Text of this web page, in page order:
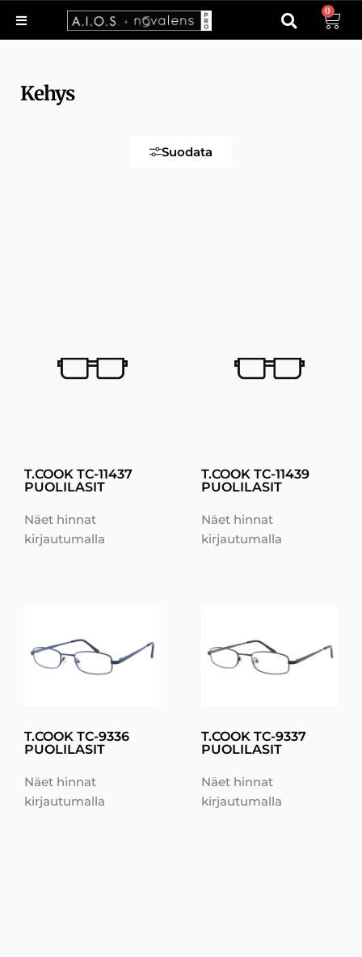
0
Kehys
Suodata
T.COOK TC-11437
PUOLILASIT
Näet hinnat
kirjautumalla
T.COOK TC-11439
PUOLILASIT
Näet hinnat
kirjautumalla
T.COOK TC-9336
PUOLILASIT
Näet hinnat
kirjautumalla
T.COOK TC-9337
PUOLILASIT
Näet hinnat
kirjautumalla